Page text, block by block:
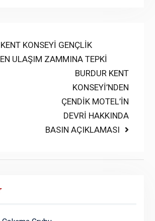
KONSEYİ GENÇLİK
ULAŞIM ZAMMINA TEPKİ
Next
post:
BURDUR KENT
KONSEYİ’NDEN
ÇENDİK MOTEL’İN
DEVRİ HAKKINDA
BASIN AÇIKLAMASI